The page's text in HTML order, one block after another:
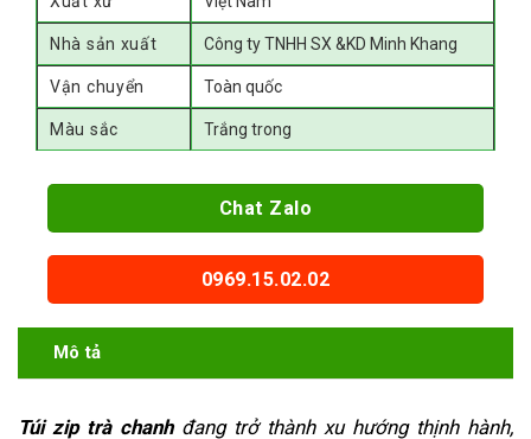
Nhà sản xuất Công ty TNHH SX &KD Minh Khang
Vận chuyển Toàn quốc
Màu sắc Trắng trong
Chat Zalo
0969.15.02.02
Mô tả
Túi zip trà chanhđang trở thành xu hướng thịnh hành,